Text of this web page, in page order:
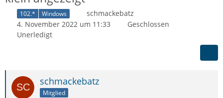
102.* Windows
schmackebatz
4. November 2022 um 11:33
Geschlossen
Unerledigt
schmackebatz
Mitglied